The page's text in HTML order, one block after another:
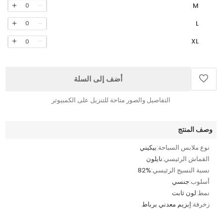
M
0
L
0
XL
0
أضف إلى السلة
التفاصيل والصور متاحة للتنزيل على الكمبيوتر
وصف المنتج
نوع ملابس السباحة:بيكيني
القماش الرئيسي:نايلون
نسبة النسيج الرئيسي:82%
أسلوب:جنسي
نمط:لون ثابت
زخرفة:إبزيم معدني برباط